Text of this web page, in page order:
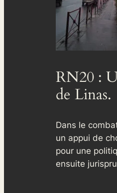
RN20 :
de Linas.
Dans le
un appui de
pour une
ensuite